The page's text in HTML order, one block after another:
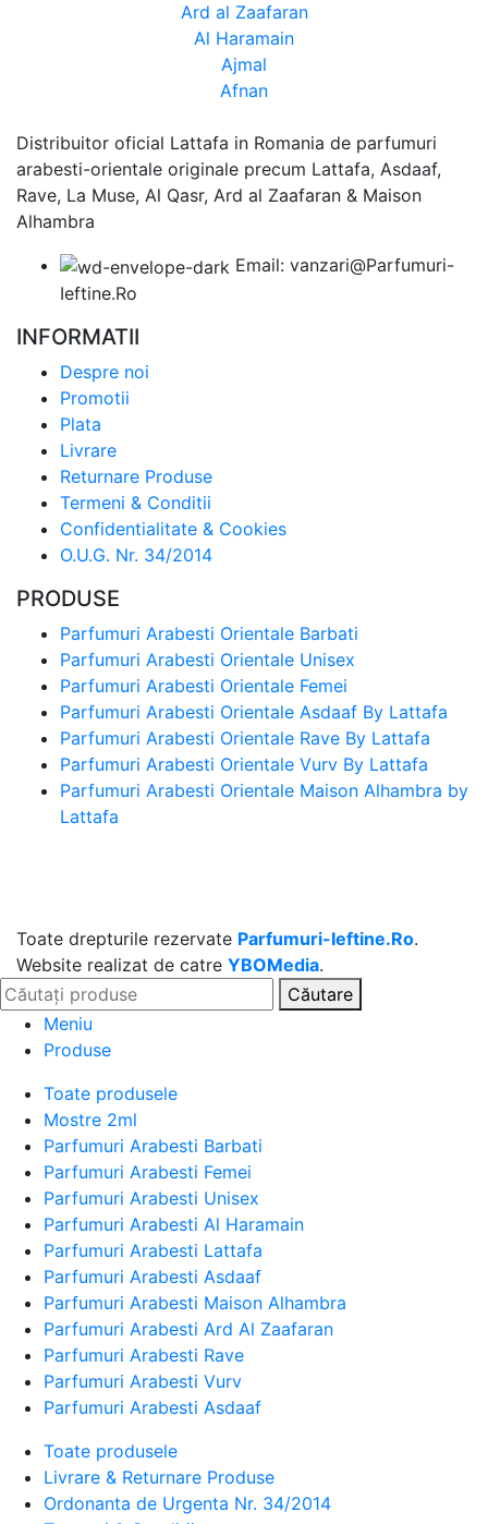
Ard al Zaafaran
Al Haramain
Ajmal
Afnan
Distribuitor oficial Lattafa in Romania de parfumuri
arabesti-orientale originale precum Lattafa, Asdaaf,
Rave, La Muse, Al Qasr, Ard al Zaafaran & Maison
Alhambra
Email: vanzari@Parfumuri-
Ieftine.Ro
INFORMATII
Despre noi
Promotii
Plata
Livrare
Returnare Produse
Termeni & Conditii
Confidentialitate & Cookies
O.U.G. Nr. 34/2014
PRODUSE
Parfumuri Arabesti Orientale Barbati
Parfumuri Arabesti Orientale Unisex
Parfumuri Arabesti Orientale Femei
Parfumuri Arabesti Orientale Asdaaf By Lattafa
Parfumuri Arabesti Orientale Rave By Lattafa
Parfumuri Arabesti Orientale Vurv By Lattafa
Parfumuri Arabesti Orientale Maison Alhambra by
Lattafa
Toate drepturile rezervate Parfumuri-Ieftine.Ro.
Website realizat de catre YBOMedia.
Căutare
Meniu
Produse
Toate produsele
Mostre 2ml
Parfumuri Arabesti Barbati
Parfumuri Arabesti Femei
Parfumuri Arabesti Unisex
Parfumuri Arabesti Al Haramain
Parfumuri Arabesti Lattafa
Parfumuri Arabesti Asdaaf
Parfumuri Arabesti Maison Alhambra
Parfumuri Arabesti Ard Al Zaafaran
Parfumuri Arabesti Rave
Parfumuri Arabesti Vurv
Parfumuri Arabesti Asdaaf
Toate produsele
Livrare & Returnare Produse
Ordonanta de Urgenta Nr. 34/2014